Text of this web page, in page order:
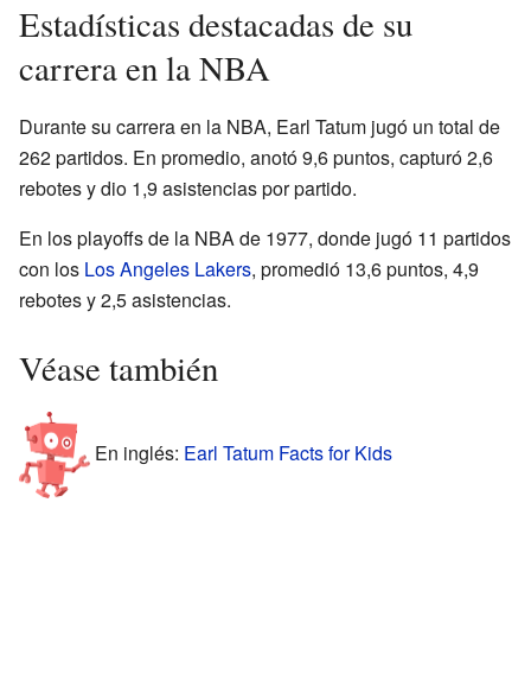
Estadísticas destacadas de su
carrera en la NBA
Durante su carrera en la NBA, Earl Tatum jugó un total de
262 partidos. En promedio, anotó 9,6 puntos, capturó 2,6
rebotes y dio 1,9 asistencias por partido.
En los playoffs de la NBA de 1977, donde jugó 11 partidos
con los Los Angeles Lakers, promedió 13,6 puntos, 4,9
rebotes y 2,5 asistencias.
Véase también
En inglés: Earl Tatum Facts for Kids